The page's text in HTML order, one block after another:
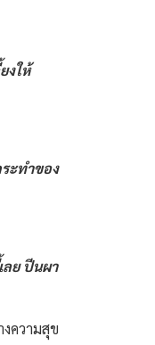
งให้
ะทำของ
ลย ปีนผา
ความสุข